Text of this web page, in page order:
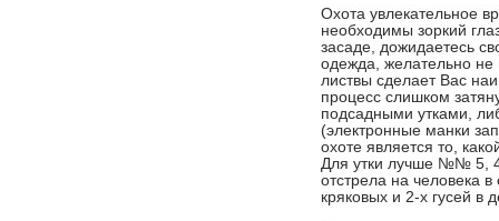
Охота увлекательное
необходимы зоркий
засаде, дожидаетесь
одежда, желательно
листвы сделает Вас
процесс слишком
подсадными утками,
(электронные манки
охоте является то,
Для утки лучше №№ 5,
отстрела на человека в
кряковых и 2-х гусей в